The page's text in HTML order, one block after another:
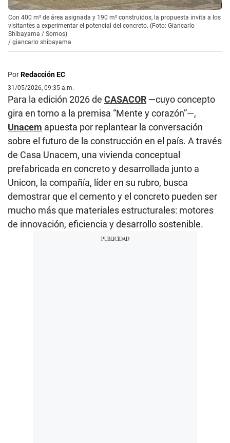
Con 400 m² de área asignada y 190 m² construidos, la propuesta invita a los
visitantes a experimentar el potencial del concreto. (Foto: Giancarlo
Shibayama / Somos)
/ giancarlo shibayama
PorRedacción EC
31/05/2026, 09:35 a.m.
Para la edición 2026 de CASACOR —cuyo concepto
gira en torno a la premisa “Mente y corazón”—,
Unacem apuesta por replantear la conversación
sobre el futuro de la construcción en el país. A través
de Casa Unacem, una vivienda conceptual
prefabricada en concreto y desarrollada junto a
Unicon, la compañía, líder en su rubro, busca
demostrar que el cemento y el concreto pueden ser
mucho más que materiales estructurales: motores
de innovación, eficiencia y desarrollo sostenible.